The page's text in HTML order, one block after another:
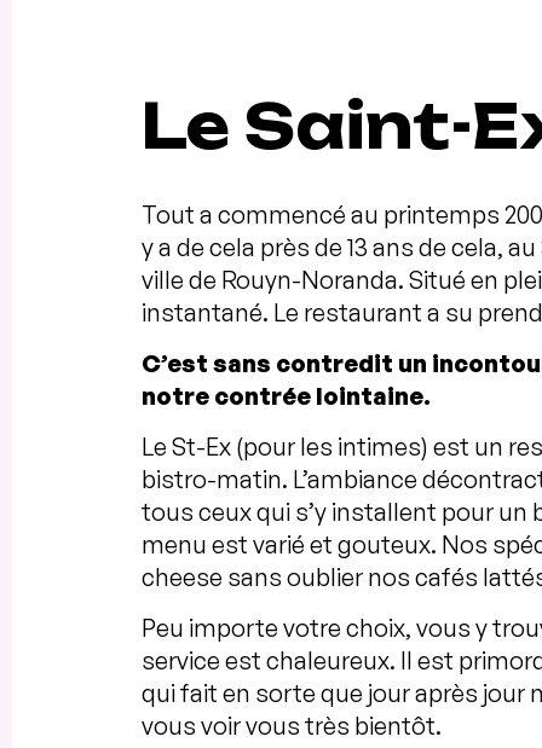
Le Saint-
Tout a commencé au printemps
y a de cela près de 13 ans de cela,
ville de Rouyn-Noranda. Situé en
instantané. Le restaurant a su
C’est sans contredit un
notre contrée lointaine.
Le St-Ex (pour les intimes) est un
bistro-matin. L’ambiance
tous ceux qui s’y installent pour un
menu est varié et gouteux. Nos
cheese sans oublier nos cafés
Peu importe votre choix, vous y
service est chaleureux. Il est
qui fait en sorte que jour après jour
vous voir vous très bientôt.